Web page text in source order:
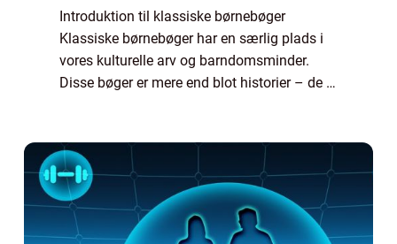
Introduktion til klassiske børnebøger
Klassiske børnebøger har en særlig plads i
vores kulturelle arv og barndomsminder.
Disse bøger er mere end blot historier – de er